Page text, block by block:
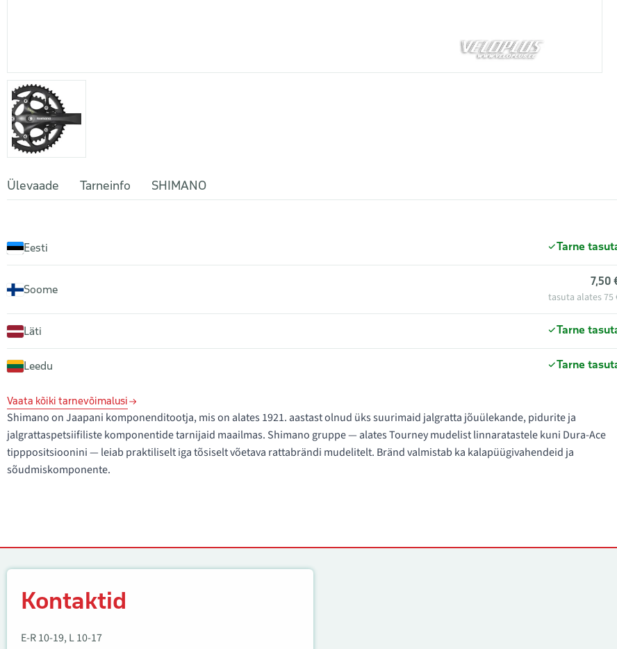
Ülevaade Tarneinfo SHIMANO
Eesti Tarne
Soome
7,50
tasuta alates 75
Läti Tarne
Leedu Tarne
Vaata kõiki tarnevõimalusi
Shimano on Jaapani komponenditootja, mis on alates 1921. aastast olnud üks suurimaid jalgratta jõuülekande, pidurite ja
jalgrattaspetsiifiliste komponentide tarnijaid maailmas. Shimano gruppe — alates Tourney mudelist linnaratastele kuni Dura-Ace
tipppositsioonini — leiab praktiliselt iga tõsiselt võetava rattabrändi mudelitelt. Bränd valmistab ka kalapüügivahendeid ja
sõudmiskomponente.
Kontaktid
E-R 10-19, L 10-17